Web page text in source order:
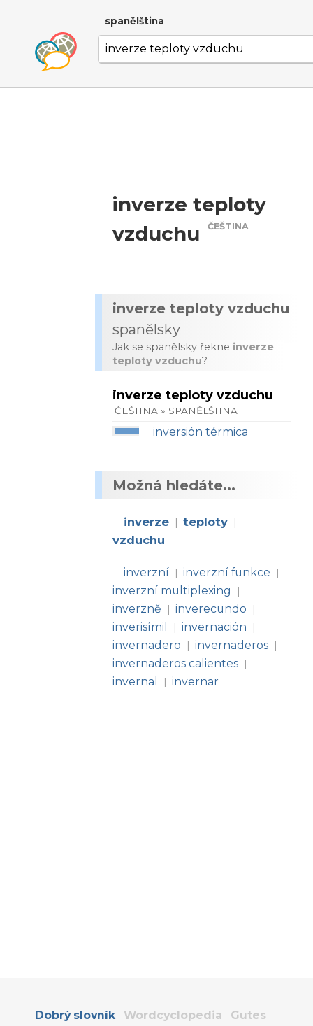
spanělština
inverze teploty
vzduchu
ČEŠTINA
inverze teploty vzduchu
spanělsky
Jak se spanělsky řekne inverze
teploty vzduchu?
inverze teploty vzduchu
ČEŠTINA » SPANĚLŠTINA
inversión térmica
Možná hledáte...
inverze | teploty |
vzduchu
inverzní | inverzní funkce |
inverzní multiplexing |
inverzně | inverecundo |
inverisímil | invernación |
invernadero | invernaderos |
invernaderos calientes |
invernal | invernar
Dobrý slovník Wordcyclopedia
Gutes